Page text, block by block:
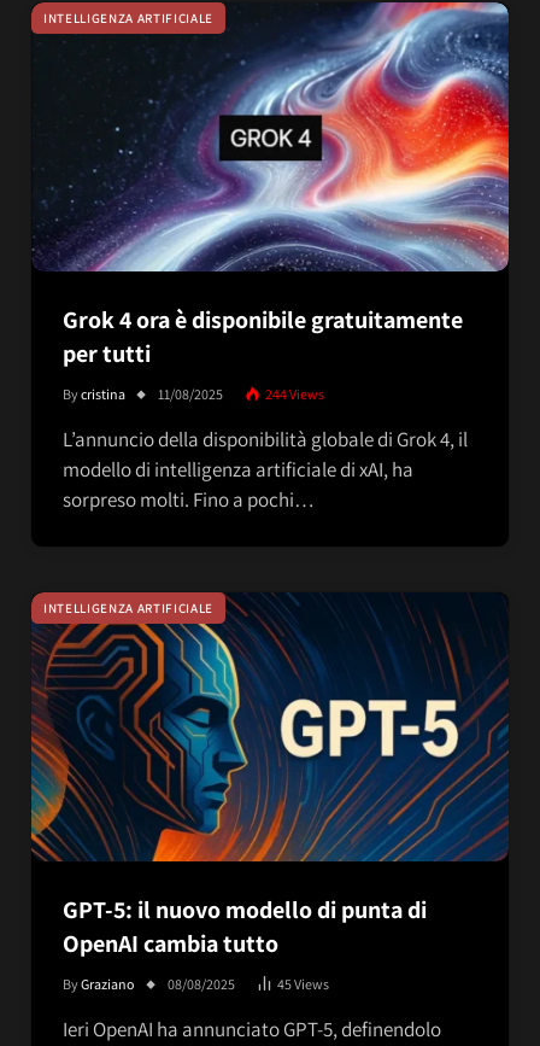
INTELLIGENZA ARTIFICIALE
Grok 4 ora è disponibile gratuitamente
per tutti
Bycristina 11/08/2025 244Views
L’annuncio della disponibilità globale di Grok 4, il
modello di intelligenza artificiale di xAI, ha
sorpreso molti. Fino a pochi…
INTELLIGENZA ARTIFICIALE
GPT-5: il nuovo modello di punta di
OpenAI cambia tutto
ByGraziano 08/08/2025 45Views
Ieri OpenAI ha annunciato GPT-5, definendolo